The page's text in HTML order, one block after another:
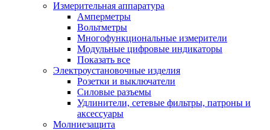
Измерительная аппаратура
Амперметры
Вольтметры
Многофункциональные измерители
Модульные цифровые индикаторы
Показать все
Электроустановочные изделия
Розетки и выключатели
Силовые разъемы
Удлинители, сетевые фильтры, патроны и
аксессуары
Молниезащита